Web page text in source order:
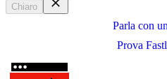
Chiaro
Parla con
Prova